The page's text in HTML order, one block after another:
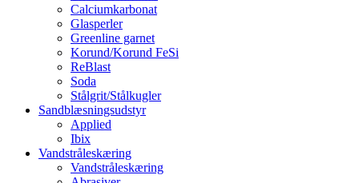
Calciumkarbonat
Glasperler
Greenline garnet
Korund/Korund FeSi
ReBlast
Soda
Stålgrit/Stålkugler
Sandblæsningsudstyr
Applied
Ibix
Vandstråleskæring
Vandstråleskæring